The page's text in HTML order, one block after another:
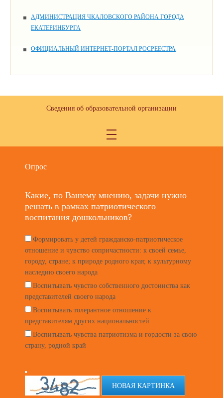
АДМИНИСТРАЦИЯ ЧКАЛОВСКОГО РАЙОНА ГОРОДА
ЕКАТЕРИНБУРГА
ОФИЦИАЛЬНЫЙ ИНТЕРНЕТ-ПОРТАЛ РОСРЕЕСТРА
Сведения об образовательной организации
Опрос
Какие, по Вашему мнению, задачи нужно
решать в рамках патриотического
воспитания дошкольников?
Формировать у детей гражданско-патриотическое
отношение и чувство сопричастности: к своей семье,
городу, стране; к природе родного края; к культурному
наследию своего народа
Воспитывать чувство собственного достоинства как
представителей своего народа
Воспитывать толерантное отношение к
представителям других национальностей
Воспитывать чувства патриотизма и гордости за свою
страну, родной край
НОВАЯ КАРТИНКА